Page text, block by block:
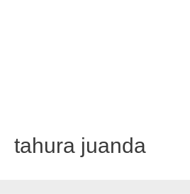
tahura juanda